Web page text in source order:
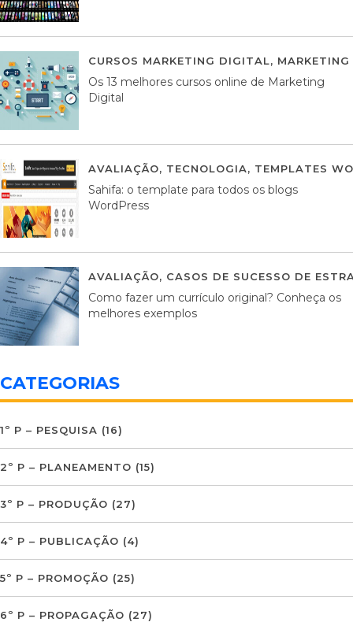
CURSOS MARKETING DIGITAL,
Os 13 melhores cursos online de Marketing
Digital
AVALIAÇÃO, TECNOLOGIA, TEMPLATES
Sahifa: o template para todos os blogs
WordPress
AVALIAÇÃO, CASOS DE SUCESSO DE
Como fazer um currículo original? Conheça os
melhores exemplos
CATEGORIAS
1º P – PESQUISA (16)
2º P – PLANEAMENTO (15)
3º P – PRODUÇÃO (27)
4º P – PUBLICAÇÃO (4)
5º P – PROMOÇÃO (25)
6º P – PROPAGAÇÃO (27)